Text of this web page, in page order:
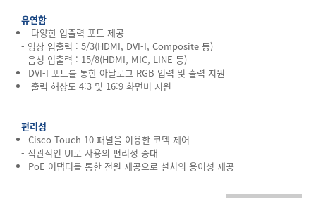
유연함
다양한 입출력 포트 제공
- 영상 입출력 : 5/3(HDMI, DVI-I, Composite 등)
- 음성 입출력 : 15/8(HDMI, MIC, LINE 등)
DVI-I 포트를 통한 아날로그 RGB 입력 및 출력 지원
출력 해상도 4:3 및 16:9 화면비 지원
편리성
Cisco Touch 10 패널을 이용한 코덱 제어
- 직관적인 UI로 사용의 편리성 증대
PoE 어댑터를 통한 전원 제공으로 설치의 용이성 제공